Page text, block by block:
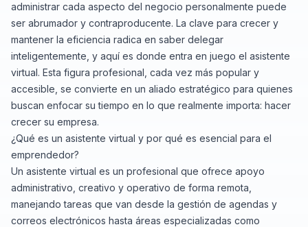
administrar cada aspecto del negocio personalmente puede
ser abrumador y contraproducente. La clave para crecer y
mantener la eficiencia radica en saber delegar
inteligentemente, y aquí es donde entra en juego el asistente
virtual. Esta figura profesional, cada vez más popular y
accesible, se convierte en un aliado estratégico para quienes
buscan enfocar su tiempo en lo que realmente importa: hacer
crecer su empresa.
¿Qué es un asistente virtual y por qué es esencial para el
emprendedor?
Un asistente virtual es un profesional que ofrece apoyo
administrativo, creativo y operativo de forma remota,
manejando tareas que van desde la gestión de agendas y
correos electrónicos hasta áreas especializadas como